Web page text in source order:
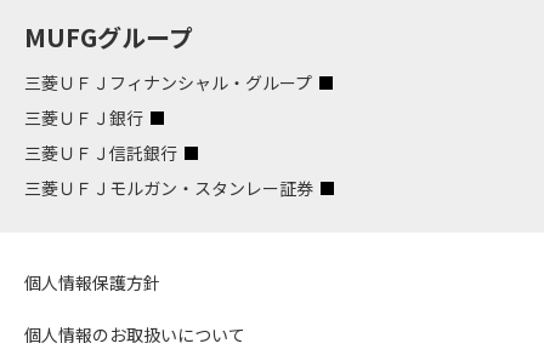
MUFGグループ
三菱ＵＦＪフィナンシャル・グループ
三菱ＵＦＪ銀行
三菱ＵＦＪ信託銀行
三菱ＵＦＪモルガン・スタンレー証券
個人情報保護方針
個人情報のお取扱いについて